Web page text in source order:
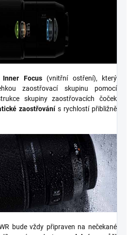
Inner Focus(vnitřní ostření), který
zaostřovací skupinu pomocí
skupiny zaostřovacích čoček
zaostřovánís rychlostí přibližně
bude vždy připraven na nečekané